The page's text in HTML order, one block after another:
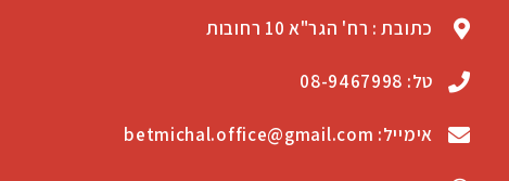
כתובת : רח' הגר"א 10 רחובות
טל: 08-9467998
אימייל: betmichal.office@gmail.com